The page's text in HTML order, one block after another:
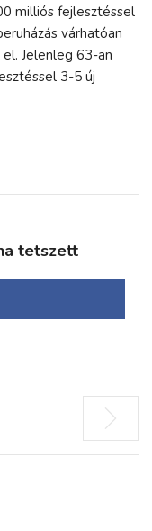
milliós fejlesztéssel
várhatóan
Jelenleg 63-an
3-5 új
tetszett